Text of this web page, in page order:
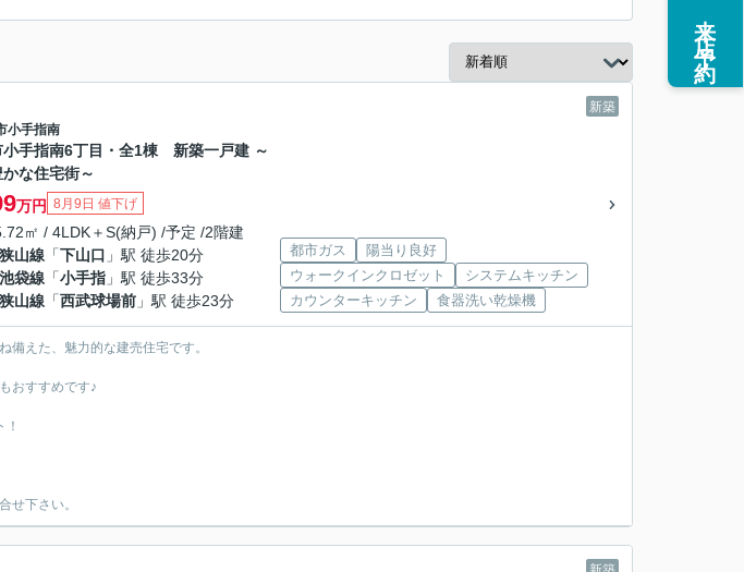
新築
小手指南
小手指南6丁目・全1棟 新築一戸建 ～
かな住宅街～
万円 8月9日 値下げ
㎡ / 4LDK＋S(納戸) /予定 /2階建
山線 「下山口 」駅 徒歩20分
袋線 「小手指 」駅 徒歩33分
山線 「西武球場前 」駅 徒歩23分
都市ガス
陽当り良好
ウォークインクロゼット
システムキッチン
カウンターキッチン
食器洗い乾燥機
備えた、魅力的な建売住宅です。
おすすめです♪
せ下さい。
来店予約